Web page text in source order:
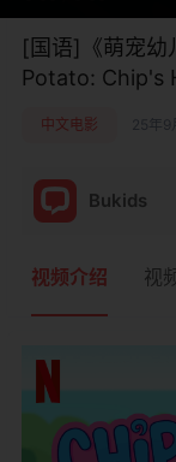
[国语]《萌宠幼
Potato: Chip's
中文电影 25年
Bukids
视频介绍 视